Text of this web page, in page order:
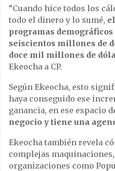
“Cuando hice todos los
todo el dinero y lo sumé,
programas demográficos
seiscientos millones de
doce mil millones de
Ekeocha a CP.
Según Ekeocha, esto
haya conseguido ese
ganancia, en ese espacio
negocio y tiene una
Ekeocha también revela
complejas
organizaciones como